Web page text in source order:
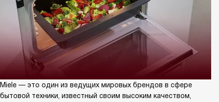
Miele — это один из ведущих мировых брендов в сфере
бытовой техники, известный своим высоким качеством,